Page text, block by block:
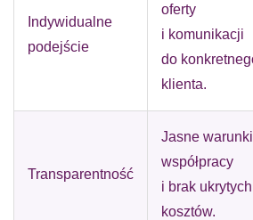
Indywidualne
podejście
oferty
i komunikacji
do
klienta.
Transparentność
Jasne warunki
współpracy
i brak ukrytych
kosztów.